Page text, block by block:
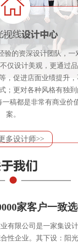
验的资深设计团队，一
仅设计美观，更通过
，促进店面业绩提升
；更对各种风格有独
稿都是非常有商业价
案。
多设计师>>
家客户一致
有限公司是一家集设
性企业。其下设：阳